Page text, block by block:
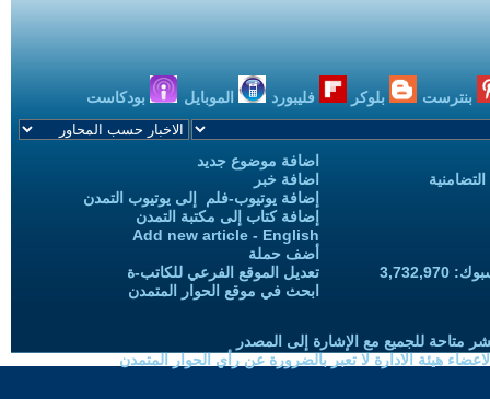
بنترست بلوكر فليبورد الموبايل بودكاست
اضافة موضوع جديد
اضافة خبر
إضافة يوتيوب-فلم إلى يوتيوب التمدن
إضافة كتاب إلى مكتبة التمدن
Add new article - English
أضف حملة
تعديل الموقع الفرعي للكاتب-ة
ابحث في موقع الحوار المتمدن
متاحة للجميع مع الإشارة إلى المصدر
هيئة الادارة لا تعبر بالضرورة عن رأي الحوار المتمدن